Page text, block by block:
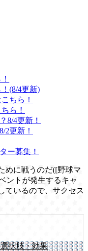
(8/4更新)
ちら！
ら！
8/4更新！
2更新！
ー募集！
めに戦うのだ([野球マ
ントが発生するキャ
ているので、サクセス
択肢・効果